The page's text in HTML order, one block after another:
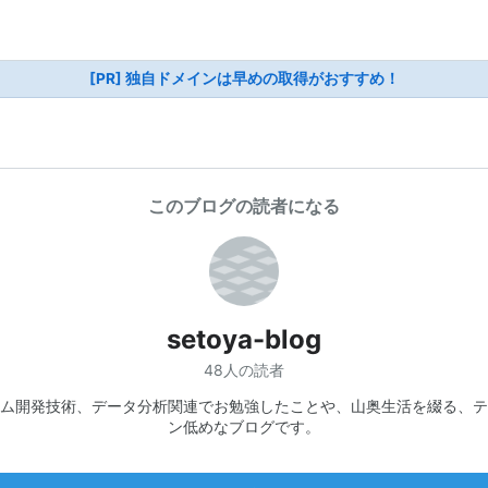
[PR] 独自ドメインは早めの取得がおすすめ！
このブログの読者になる
setoya-blog
48人の読者
開発技術、データ分析関連でお勉強したことや、山奥生活を綴る、
ン低めなブログです。